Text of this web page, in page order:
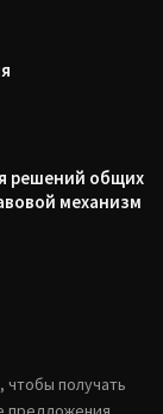
решений общих
механизм
получать